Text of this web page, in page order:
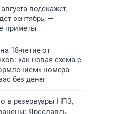
подскажет,
сентябрь, —
приметы
18-летие от
как новая схема с
номера
без денег
в резервуары НПЗ,
Ярославль